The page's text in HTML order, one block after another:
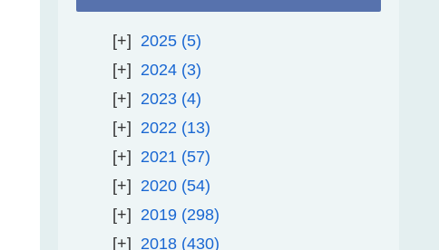
2025 5
2024 3
2023 4
2022
13
2021
57
2020 54
2019 298
2018 430